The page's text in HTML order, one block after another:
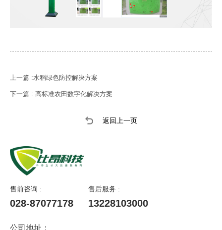
上一篇 :水稻绿色防控解决方案
下一篇 : 高标准农田数字化解决方案
返回上一页
售前咨询 :
028-87077178
售后服务 :
13228103000
公司地址：